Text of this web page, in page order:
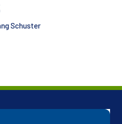
Schuster